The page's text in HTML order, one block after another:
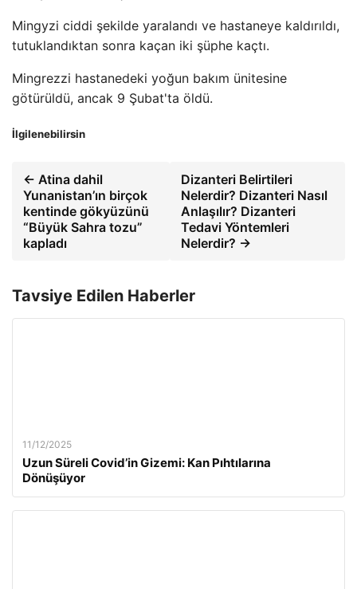
Mingyzi ciddi şekilde yaralandı ve hastaneye kaldırıldı,
tutuklandıktan sonra kaçan iki şüphe kaçtı.
Mingrezzi hastanedeki yoğun bakım ünitesine
götürüldü, ancak 9 Şubat'ta öldü.
İlgilenebilirsin
← Atina dahil
Yunanistan’ın birçok
kentinde gökyüzünü
“Büyük Sahra tozu”
kapladı
Dizanteri Belirtileri
Nelerdir? Dizanteri Nasıl
Anlaşılır? Dizanteri
Tedavi Yöntemleri
Nelerdir? →
Tavsiye Edilen Haberler
11/12/2025
Uzun Süreli Covid’in Gizemi: Kan Pıhtılarına
Dönüşüyor